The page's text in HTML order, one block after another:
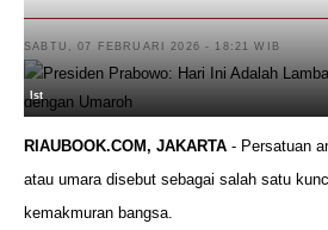
SABTU, 07 FEBRUARI 2026 - 18:21 WIB
Ist
RIAUBOOK.COM, JAKARTA - Persatuan
atau umara disebut sebagai salah satu
kemakmuran bangsa.